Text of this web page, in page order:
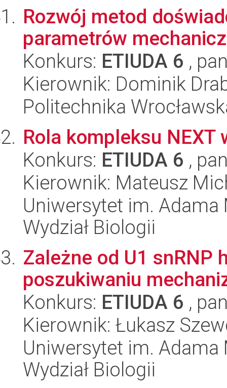
Rozwój metod
parametrów
Konkurs: ETIUDA 6 ,
Kierownik: Dominik
Politechnika
Rola kompleksu NEXT
Konkurs: ETIUDA 6 ,
Kierownik: Mateusz
Uniwersytet im.
Wydział Biologii
Zależne od U1 snRNP
poszukiwaniu
Konkurs: ETIUDA 6 ,
Kierownik: Łukasz
Uniwersytet im.
Wydział Biologii